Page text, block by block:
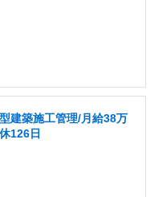
建築施工管理/月給38万
126日